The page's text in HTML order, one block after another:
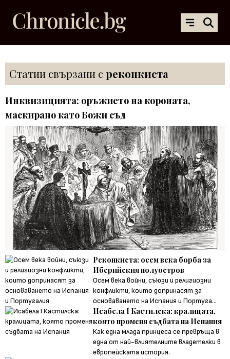
Статии свързани с реконкиста
Инквизицията: оръжието на короната,
маскирано като Божи съд
Реконкиста: осем века борба за
Иберийския полуостров
Осем века войни, съюзи и религиозни
конфликти, които допринасят за
основаването на Испания и Португа...
Исабела I Кастилска: кралицата,
която променя съдбата на Испания
Как една млада принцеса се превръща в
една от най-влиятелните владетелки в
европейската история.